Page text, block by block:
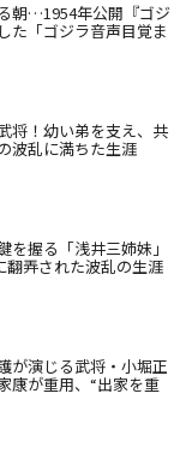
朝…1954年公開『ゴジ
た「ゴジラ音声目覚ま
将！幼い弟を支え、共
波乱に満ちた生涯
を握る「浅井三姉妹」
弄された波乱の生涯
が演じる武将・小堀正
康が重用、“出家を重